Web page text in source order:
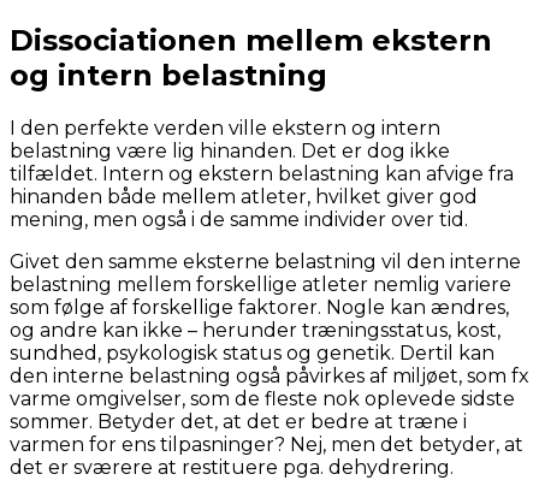
Dissociationen mellem ekstern
og intern belastning
I den perfekte verden ville ekstern og intern
belastning være lig hinanden. Det er dog ikke
tilfældet. Intern og ekstern belastning kan afvige fra
hinanden både mellem atleter, hvilket giver god
mening, men også i de samme individer over tid.
Givet den samme eksterne belastning vil den interne
belastning mellem forskellige atleter nemlig variere
som følge af forskellige faktorer. Nogle kan ændres,
og andre kan ikke – herunder træningsstatus, kost,
sundhed, psykologisk status og genetik. Dertil kan
den interne belastning også påvirkes af miljøet, som fx
varme omgivelser, som de fleste nok oplevede sidste
sommer. Betyder det, at det er bedre at træne i
varmen for ens tilpasninger? Nej, men det betyder, at
det er sværere at restituere pga. dehydrering.